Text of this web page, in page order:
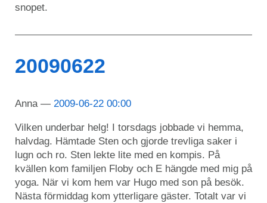
snopet.
20090622
Anna 2009-06-22 00:00
Vilken underbar helg! I torsdags jobbade vi hemma,
halvdag. Hämtade Sten och gjorde trevliga saker i
lugn och ro. Sten lekte lite med en kompis. På
kvällen kom familjen Floby och E hängde med mig på
yoga. När vi kom hem var Hugo med son på besök.
Nästa förmiddag kom ytterligare gäster. Totalt var vi